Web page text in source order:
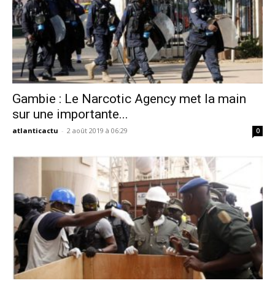
Gambie : Le Narcotic Agency met la main
sur une importante...
atlanticactu - 2 août 2019 à 06:29 0